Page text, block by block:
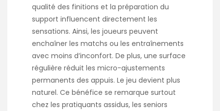
qualité des finitions et la préparation du
support influencent directement les
sensations. Ainsi, les joueurs peuvent
enchaîner les matchs ou les entraînements
avec moins d’inconfort. De plus, une surface
régulière réduit les micro-ajustements
permanents des appuis. Le jeu devient plus
naturel. Ce bénéfice se remarque surtout
chez les pratiquants assidus, les seniors